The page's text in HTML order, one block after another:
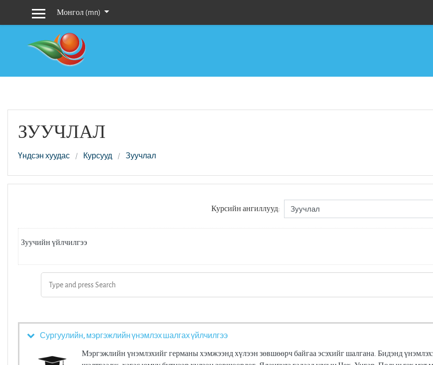
Хажуугийн дэлгэцийн хэсэг
Монгол ‎(mn)‎
ЗУУЧЛАЛ
Үндсэн хуудас Курсууд Зуучлал
Курсийн ангиллууд:
Зуучийн үйлчилгээ
Сургуулийн, мэргэжлийн үнэмлэх шалгах үйлчилгээ
Мэргэжлийн үнэмлэхийг германы хэмжээнд хүлээн зөвшөөрч байгаа эсэхийг шалгана. Бидэнд